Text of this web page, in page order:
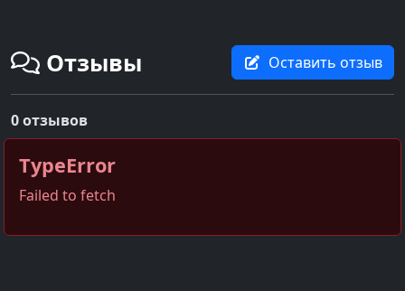
Отзывы Оставить отзыв
0 отзывов
TypeError
Failed to fetch